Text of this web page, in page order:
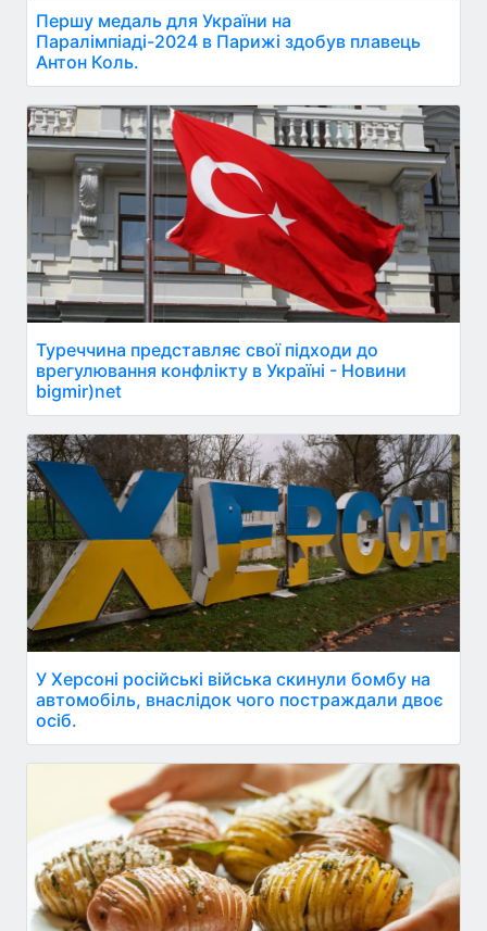
Першу медаль для України на
Паралімпіаді-2024 в Парижі здобув плавець
Антон Коль.
Туреччина представляє свої підходи до
врегулювання конфлікту в Україні - Новини
bigmir)net
У Херсоні російські війська скинули бомбу на
автомобіль, внаслідок чого постраждали двоє
осіб.